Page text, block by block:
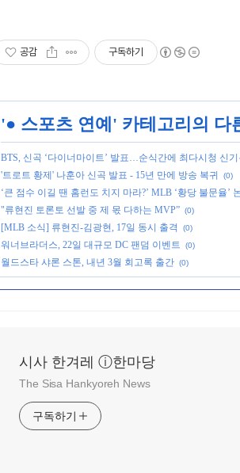
공감 구독하기
'● 스포츠 연예 ' 카테고리의 다
BTS, 신곡 ‘다이너마이트’ 발표…순식간에 최다시청 신
'트로트 황제' 나훈아 신곡 발표 - 15년 만에 방송 복귀
(0)
‘큰 점수 이길 땐 홈런도 치지 마라?’ MLB ‘황당 불문율’
"류현진 토론토 선발 중 제 몫 다하는 MVP” (0)
[MLB 소식] 류현진-김광현, 17일 동시 출격 (0)
워너브라더스, 22일 대규모 DC 팬덤 이벤트 (0)
월드스타 샤론 스톤, 내년 3월 회고록 출간 (0)
시사 한겨레 ⓘ한마당
The Sisa Hankyoreh News
구독하기